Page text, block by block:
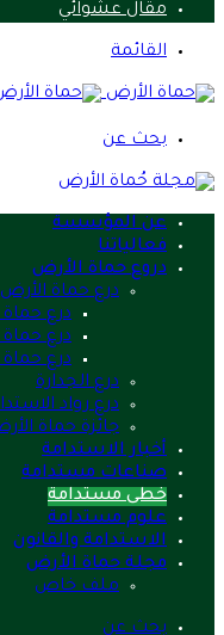
مقال عشوائي
القائمة
بحث عن
عن المؤسسة
فعالياتنا
دروع حماة الأرض
درع حماة
درع
درع
درع
درع الجدارة
درع رواد
جائزة حماة
أخبار الاستدامة
صناعات مستدامة
خطى مستدامة
علوم مستدامة
الاستدامة والقانون
مجلة حماة الأرض
ملف خاص
بحث عن